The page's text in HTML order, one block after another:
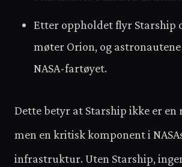
Etter oppholdet flyr Starship
møter Orion, og
NASA-fartøyet.
Dette betyr at Starship ikke er en
men en kritisk komponent i
infrastruktur. Uten Starship,